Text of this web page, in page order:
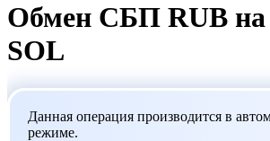
Обмен СБП RUB на
SOL
Данная операция производится в
режиме.